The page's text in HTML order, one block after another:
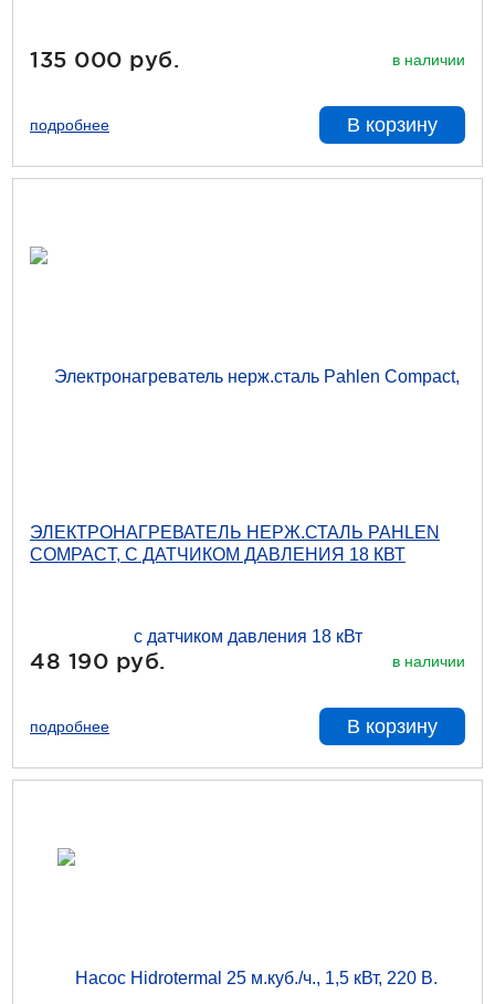
135 000 руб. в наличии
подробнее В корзину
ЭЛЕКТРОНАГРЕВАТЕЛЬ НЕРЖ.СТАЛЬ PAHLEN
COMPACT, С ДАТЧИКОМ ДАВЛЕНИЯ 18 КВТ
48 190 руб. в наличии
подробнее В корзину